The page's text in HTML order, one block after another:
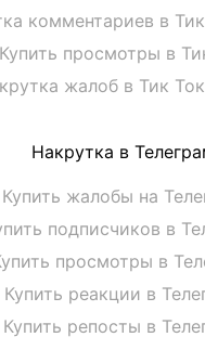
комментариев в
Купить просмотры в
жалоб в Тик
Накрутка в
Купить жалобы на
подписчиков в
просмотры в
Купить реакции в
Купить репосты в